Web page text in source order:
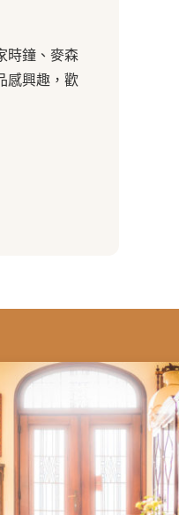
時鐘、麥森
感興趣，歡